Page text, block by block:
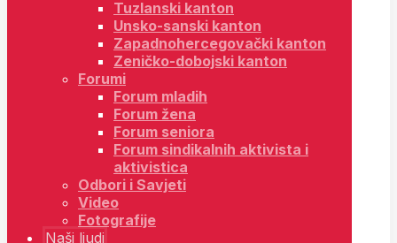
Tuzlanski kanton
Unsko-sanski kanton
Zapadnohercegovački kanton
Zeničko-dobojski kanton
Forumi
Forum mladih
Forum žena
Forum seniora
Forum sindikalnih aktivista i
aktivistica
Odbori i Savjeti
Video
Fotografije
Naši ljudi